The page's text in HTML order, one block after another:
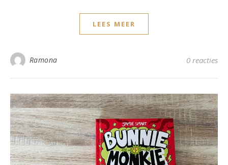
LEES MEER
Ramona 0 reacties